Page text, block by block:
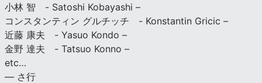
小林 智 - Satoshi Kobayashi –
コンスタンティン グルチッチ - Konstantin Gricic –
近藤 康夫 - Yasuo Kondo –
金野 達夫 - Tatsuo Konno –
etc…
— さ行